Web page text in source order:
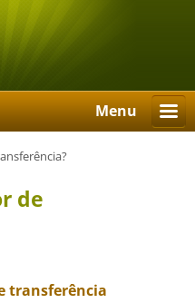
Menu
de
transferência